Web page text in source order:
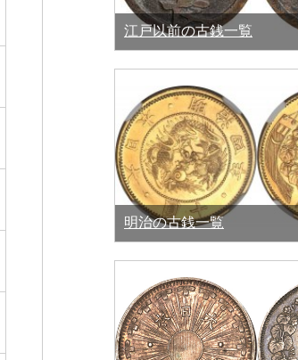
江戸以前の古銭一覧
明治の古銭一覧